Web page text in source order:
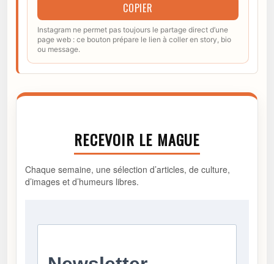
COPIER
Instagram ne permet pas toujours le partage direct d’une
page web : ce bouton prépare le lien à coller en story, bio
ou message.
RECEVOIR LE MAGUE
Chaque semaine, une sélection d’articles, de culture,
d’images et d’humeurs libres.